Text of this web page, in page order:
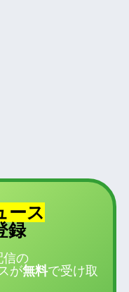
ース
録
信の
が無料で受け取